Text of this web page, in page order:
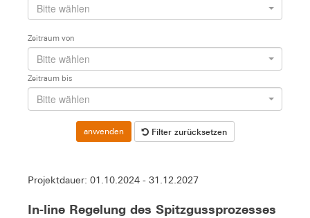
Bitte wählen
Zeitraum von
Bitte wählen
Zeitraum bis
Bitte wählen
anwenden Filter zurücksetzen
Projektdauer: 01.10.2024 - 31.12.2027
In-line Regelung des Spitzgussprozesses